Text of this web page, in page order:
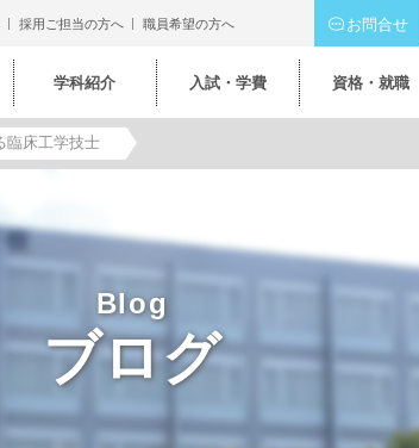
採用ご担当の方へ 職員希望の方へ お問合せ
学科紹介 入試・学費 資格・就職
臨床工学技士
Blog
ブログ